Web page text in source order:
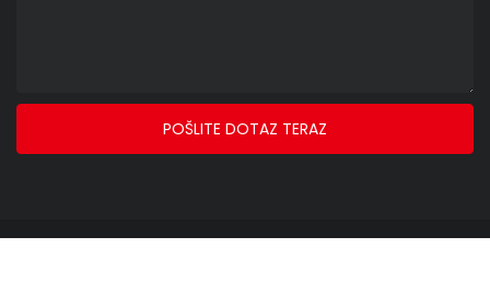
POŠLITE DOTAZ TERAZ